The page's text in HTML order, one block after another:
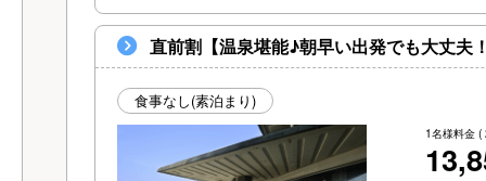
直前割【温泉堪能♪朝早い出発でも大丈
食事なし(素泊まり)
1名様料金 (